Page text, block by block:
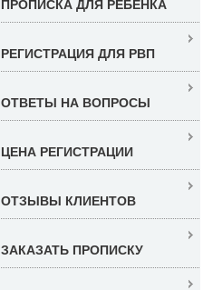
ПРОПИСКА ДЛЯ РЕБЁНКА
РЕГИСТРАЦИЯ ДЛЯ РВП
ОТВЕТЫ НА ВОПРОСЫ
ЦЕНА РЕГИСТРАЦИИ
ОТЗЫВЫ КЛИЕНТОВ
ЗАКАЗАТЬ ПРОПИСКУ